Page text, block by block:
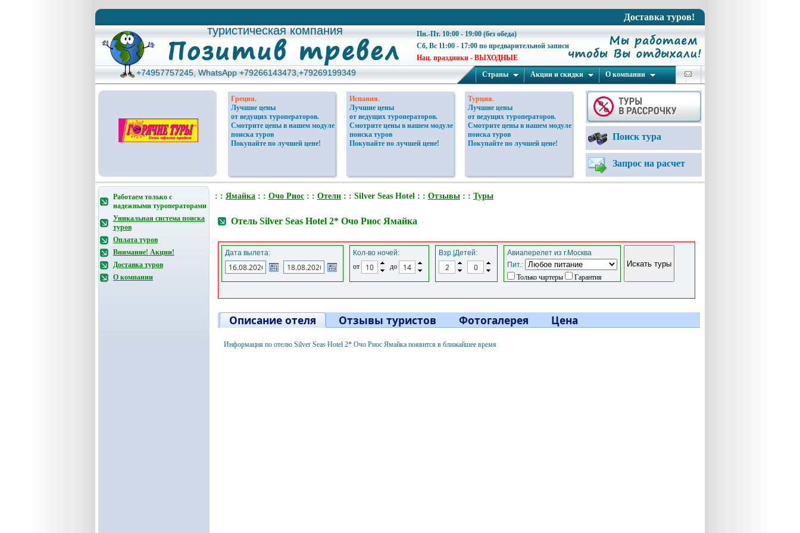
Доставка туров!
туристическая компания
туристическая компания
Пн.-Пт. 10:00 - 19:00 (без обеда)
Сб, Вс 11:00 - 17:00 по предварительной записи
Нац. праздники - ВЫХОДНЫЕ
+74957757245, WhatsApp +79266143473,+79269199349
+74957757245, WhatsApp +79266143473,+79269199349 Страны Акции и скидки О компании
Греция.
Лучшие цены
от ведущих туроператоров.
Смотрите цены в нашем модуле
поиска туров
Покупайте по лучшей цене!
Испания.
Лучшие цены
от ведущих туроператоров.
Смотрите цены в нашем модуле
поиска туров
Покупайте по лучшей цене!
Турция.
Лучшие цены
от ведущих туроператоров.
Смотрите цены в нашем модуле
поиска туров
Покупайте по лучшей цене!
Поиск тура
Запрос на расчет
Работаем только с
надежными туроператорами
Уникальная система поиска
туров
Оплата туров
Внимание! Акции!
Доставка туров
О компании
: : Ямайка : : Очо Риос : : Отели : : Silver Seas Hotel : : Отзывы : : Туры
Отель Silver Seas Hotel 2* Очо Риос Ямайка
Дата вылета:
Кол-во ночей:
от
до
Взр.|Детей:
Авиаперелет из г.Москва
Пит.:
Только чартеры
Гарантия
Описание отеля Отзывы туристов Фотогалерея Цена
Информация по отелю Silver Seas Hotel 2* Очо Риос Ямайка появится в ближайшее время